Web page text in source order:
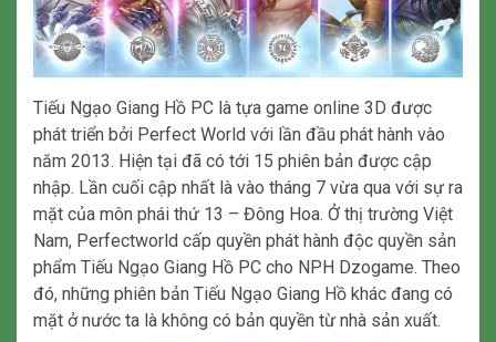
Tiếu Ngạo Giang Hồ PC là tựa game online 3D được
phát triển bởi Perfect World với lần đầu phát hành vào
năm 2013. Hiện tại đã có tới 15 phiên bản được cập
nhập. Lần cuối cập nhất là vào tháng 7 vừa qua với sự ra
mặt của môn phái thứ 13 – Đông Hoa. Ở thị trường Việt
Nam, Perfectworld cấp quyền phát hành độc quyền sản
phẩm Tiếu Ngạo Giang Hồ PC cho NPH Dzogame. Theo
đó, những phiên bản Tiếu Ngạo Giang Hồ khác đang có
mặt ở nước ta là không có bản quyền từ nhà sản xuất.